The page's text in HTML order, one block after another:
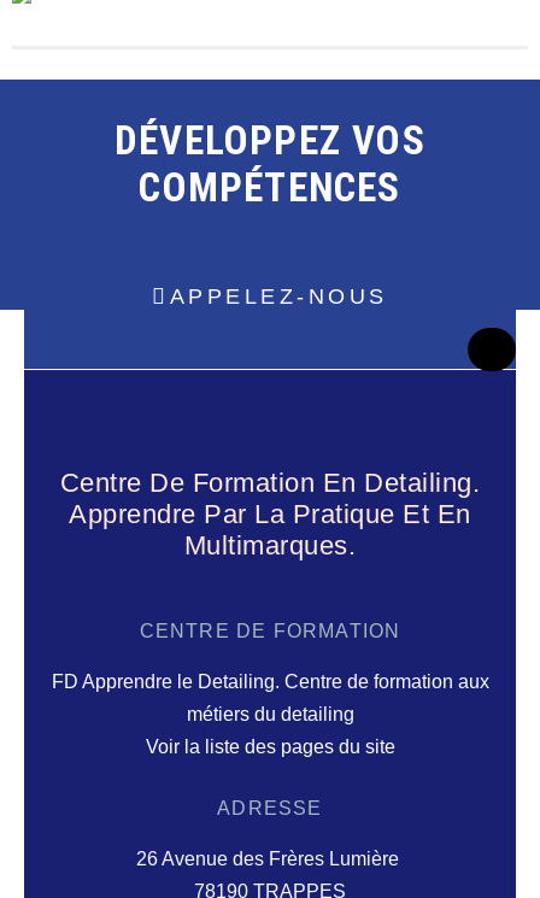
DÉVELOPPEZ VOS
COMPÉTENCES
APPELEZ-NOUS
Centre De Formation En Detailing.
Apprendre Par La Pratique Et En
Multimarques.
CENTRE DE FORMATION
FD Apprendre le Detailing. Centre de formation aux
métiers du detailing
Voir la liste des pages du site
ADRESSE
26 Avenue des Frères Lumière
78190 TRAPPES